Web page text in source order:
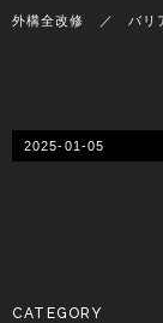
外構全改修 ／ バリ
2025-01-05
CATEGORY